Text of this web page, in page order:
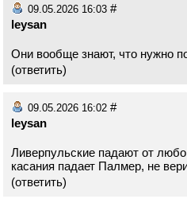
09.05.2026 16:03 #
leysan
Они вообще знают, что нужно
(ответить)
09.05.2026 16:02 #
leysan
Ливерпульские падают от
касания падает Палмер, не
(ответить)